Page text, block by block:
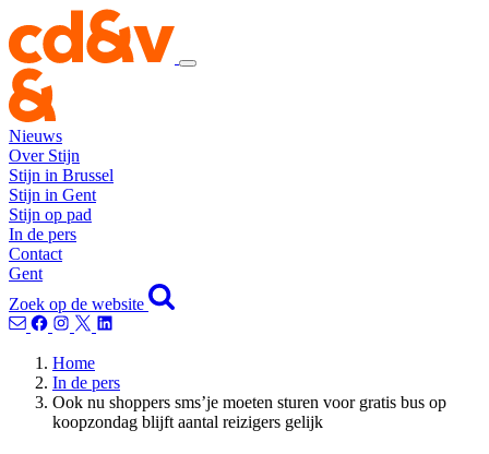
Nieuws
Over Stijn
Stijn in Brussel
Stijn in Gent
Stijn op pad
In de pers
Contact
Gent
Zoek op de website
Home
In de pers
Ook nu shoppers sms’je moeten sturen voor gratis bus op
koopzondag blijft aantal reizigers gelijk